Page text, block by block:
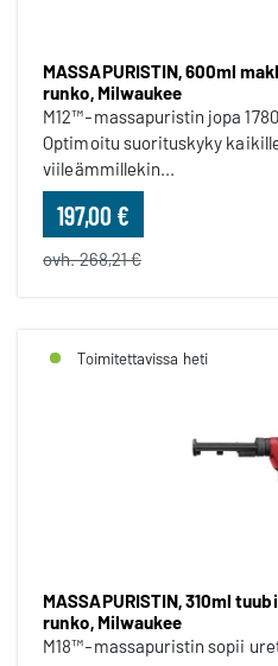
MASSAPURISTIN, 600ml
runko, Milwaukee
M12™-massapuristin jopa
Optimoitu suorituskyky
viileämmillekin...
197,00 €
ovh. 268,21 €
Toimitettavissa heti
MASSAPURISTIN, 310ml
runko, Milwaukee
M18™-massapuristin sopii